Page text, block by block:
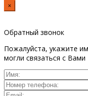
×
Обратный звонок
Пожалуйста, укажите
могли связаться с Вами